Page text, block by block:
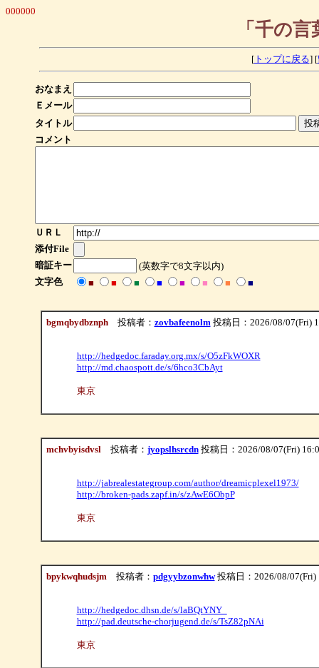
000000
「千の
[トップに戻る] [
おなまえ
Ｅメール
タイトル
コメント
ＵＲＬ
添付File
暗証キー
(英数字で8文字以内)
文字色
■ ■ ■ ■ ■ ■ ■ ■
bgmqbydbznph投稿者： zovbafeenolm 投稿日：2026/08/07(Fri)
http://hedgedoc.faraday.org.mx/s/O5zFkWOXR
http://md.chaospott.de/s/6hco3CbAyt
東京
mchvbyisdvsl 投稿者： jyopslhsrcdn投稿日：2026/08/07(Fri)
http://jabrealestategroup.com/author/dreamicplexel1973/
http://broken-pads.zapf.in/s/zAwE6ObpP
東京
bpykwqhudsjm 投稿者： pdgyybzonwhw投稿日：2026/08/07(Fri)
http://hedgedoc.dhsn.de/s/laBQtYNY_
http://pad.deutsche-chorjugend.de/s/TsZ82pNAi
東京